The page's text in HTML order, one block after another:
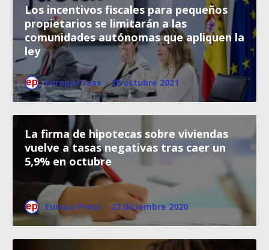
Los incentivos fiscales para pequeños
propietarios se limitarán a las
comunidades autónomas que apliquen la
ley
Europa Press · 28 octubre 2021
La firma de hipotecas sobre viviendas
vuelve a tasas negativas tras caer un
5,9% en octubre
Europa Press · 22 diciembre 2020